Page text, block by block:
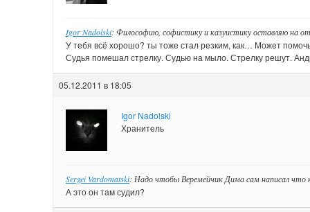
Igor Nadolski: Философию, софистику и казуистику оставляю на
У тебя всё хорошо? ты тоже стал резким, как… Может
Судья помешал стрелку. Судью на мыло. Стрелку решут.
05.12.2011 в 18:05
Igor Nadolski
Хранитель
Sergei Vardomatski: Надо чтобы Веремейчик Дима сам написал что
А это он там судил?